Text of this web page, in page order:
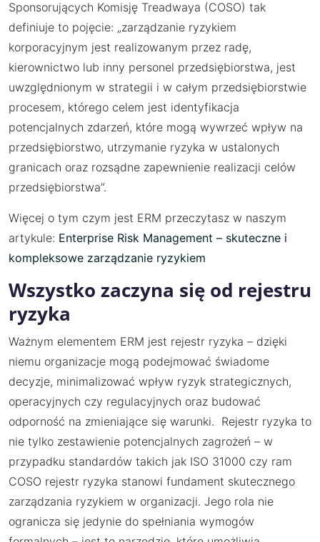
Sponsorujących Komisję Treadwaya (COSO) tak
definiuje to pojęcie: „zarządzanie ryzykiem
korporacyjnym jest realizowanym przez radę,
kierownictwo lub inny personel przedsiębiorstwa, jest
uwzględnionym w strategii i w całym przedsiębiorstwie
procesem, którego celem jest identyfikacja
potencjalnych zdarzeń, które mogą wywrzeć wpływ na
przedsiębiorstwo, utrzymanie ryzyka w ustalonych
granicach oraz rozsądne zapewnienie realizacji celów
przedsiębiorstwa”.
Więcej o tym czym jest ERM przeczytasz w naszym
artykule: Enterprise Risk Management – skuteczne i
kompleksowe zarządzanie ryzykiem
Wszystko zaczyna się od rejestru
ryzyka
Ważnym elementem ERM jest rejestr ryzyka – dzięki
niemu organizacje mogą podejmować świadome
decyzje, minimalizować wpływ ryzyk strategicznych,
operacyjnych czy regulacyjnych oraz budować
odporność na zmieniające się warunki. Rejestr ryzyka to
nie tylko zestawienie potencjalnych zagrożeń – w
przypadku standardów takich jak ISO 31000 czy ram
COSO rejestr ryzyka stanowi fundament skutecznego
zarządzania ryzykiem w organizacji. Jego rola nie
ogranicza się jedynie do spełniania wymogów